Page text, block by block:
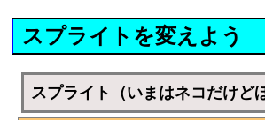
スプライトを変えよう
スプライト（いまはネコだけど